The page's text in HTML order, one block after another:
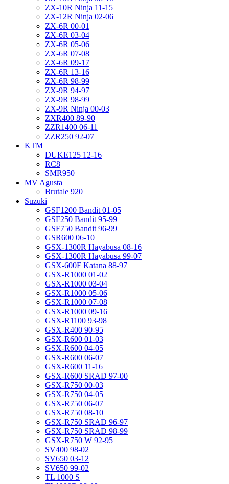
ZX-10R Ninja 11-15
ZX-12R Ninja 02-06
ZX-6R 00-01
ZX-6R 03-04
ZX-6R 05-06
ZX-6R 07-08
ZX-6R 09-17
ZX-6R 13-16
ZX-6R 98-99
ZX-9R 94-97
ZX-9R 98-99
ZX-9R Ninja 00-03
ZXR400 89-90
ZZR1400 06-11
ZZR250 92-07
KTM
DUKE125 12-16
RC8
SMR950
MV Agusta
Brutale 920
Suzuki
GSF1200 Bandit 01-05
GSF250 Bandit 95-99
GSF750 Bandit 96-99
GSR600 06-10
GSX-1300R Hayabusa 08-16
GSX-1300R Hayabusa 99-07
GSX-600F Katana 88-97
GSX-R1000 01-02
GSX-R1000 03-04
GSX-R1000 05-06
GSX-R1000 07-08
GSX-R1000 09-16
GSX-R1100 93-98
GSX-R400 90-95
GSX-R600 01-03
GSX-R600 04-05
GSX-R600 06-07
GSX-R600 11-16
GSX-R600 SRAD 97-00
GSX-R750 00-03
GSX-R750 04-05
GSX-R750 06-07
GSX-R750 08-10
GSX-R750 SRAD 96-97
GSX-R750 SRAD 98-99
GSX-R750 W 92-95
SV400 98-02
SV650 03-12
SV650 99-02
TL 1000 S